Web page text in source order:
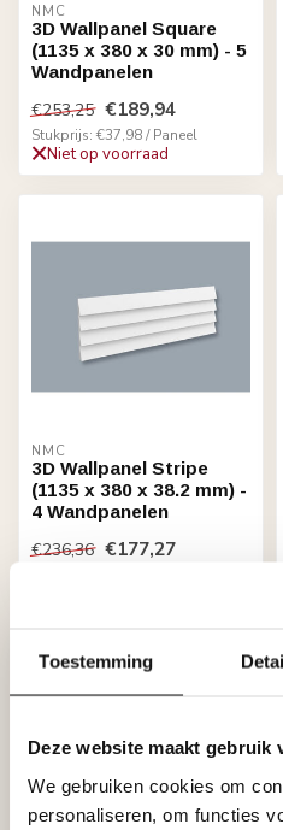
Toestemming
Deze website maakt gebruik
We gebruiken cookies om
personaliseren, om functies
NMC
3D Wallpanel Square
(1135 x 380 x 30 mm) - 5
Wandpanelen
€253,25 €189,94
Stukprijs: €37,98 / Paneel
Niet op voorraad
NMC
3D Wallpanel Stripe
(1135 x 380 x 38.2 mm) -
4 Wandpanelen
€236,36 €177,27